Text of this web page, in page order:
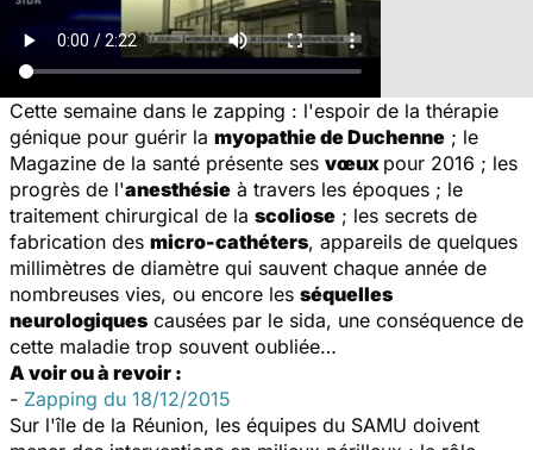
Cette semaine dans le zapping : l'espoir de la thérapie
génique pour guérir la myopathie de Duchenne ; le
Magazine de la santé présente ses vœux pour 2016 ; les
progrès de l'anesthésie à travers les époques ; le
traitement chirurgical de la scoliose ; les secrets de
fabrication des micro-cathéters, appareils de quelques
millimètres de diamètre qui sauvent chaque année de
nombreuses vies, ou encore les séquelles
neurologiques causées par le sida, une conséquence de
cette maladie trop souvent oubliée…
A voir ou à revoir :
- Zapping du 18/12/2015
Sur l'île de la Réunion, les équipes du SAMU doivent